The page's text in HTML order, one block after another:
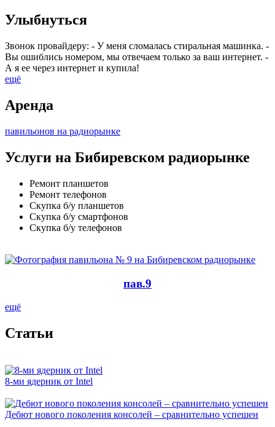
Улыбнуться
Звонок провайдеру: - У меня сломалась стиральная машинка. -
Вы ошиблись номером, мы отвечаем только за ваш интернет. -
А я ее через интернет и купила!
ещё
Аренда
павильонов на радиорынке
Услуги на Бибиревском радиорынке
Ремонт планшетов
Ремонт телефонов
Скупка б/у планшетов
Скупка б/у смартфонов
Скупка б/у телефонов
пав.9
ещё
Cтатьи
8-ми ядерник от Intel
Дебют нового поколения консолей – сравнительно успешен